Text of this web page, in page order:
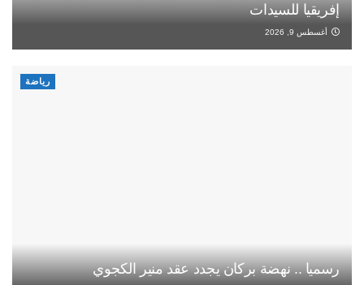
إفريقيا للسيدات
أغسطس 9, 2026
رياضة
رسميا .. نهضة بركان يجدد عقد منير الكجوي